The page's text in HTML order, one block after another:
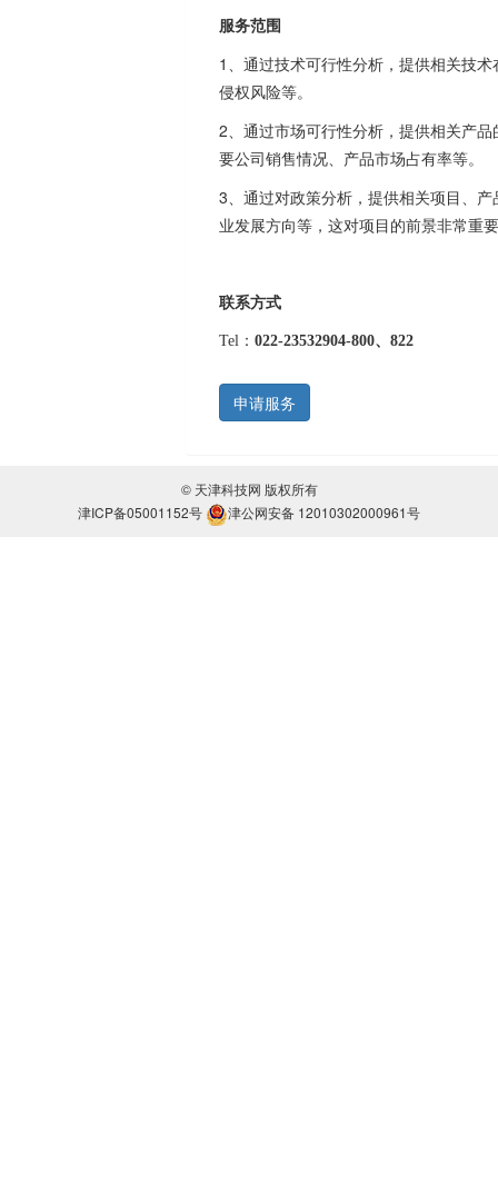
服务范围
1、通过技术可行性分析，提供相关技
侵权风险等。
2、通过市场可行性分析，提供相关产
要公司销售情况、产品市场占有率等。
3、通过对政策分析，提供相关项目、
业发展方向等，这对项目的前景非常重
联系方式
Tel：022-23532904-800、822
申请服务
© 天津科技网 版权所有
津ICP备05001152号
津公网安备 12010302000961号